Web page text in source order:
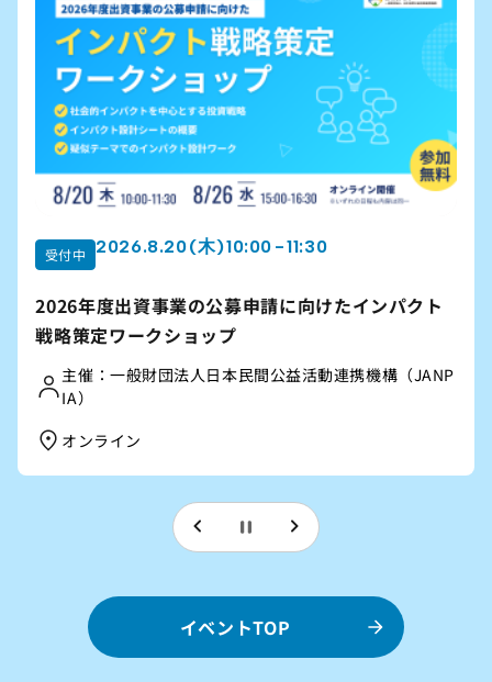
受付中 2026.8.22 (土) 10:00 - 12:00
団体が成長するための組織づくりを考える「オンラ
イン公開講座」2026夏講座
【主催】｜信州社会事業応援ネットワーク（公益財団
法人長野県みらい基金、認定特定非営利活動法人長野
オンライン
イベントTOP